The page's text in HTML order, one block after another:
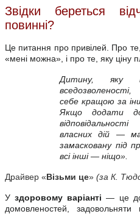
Звідки береться
повинні?
Це питання про привілей. Про
«мені можна», і про те, яку ціну
Дитину, яку
себе кращою за
Якщо додати до
власних дій —
замасковану під
всі інші — ніщо».
Драйвер «Візьми це» (за К.
Уздоровому варіанті — це
домовленостей,